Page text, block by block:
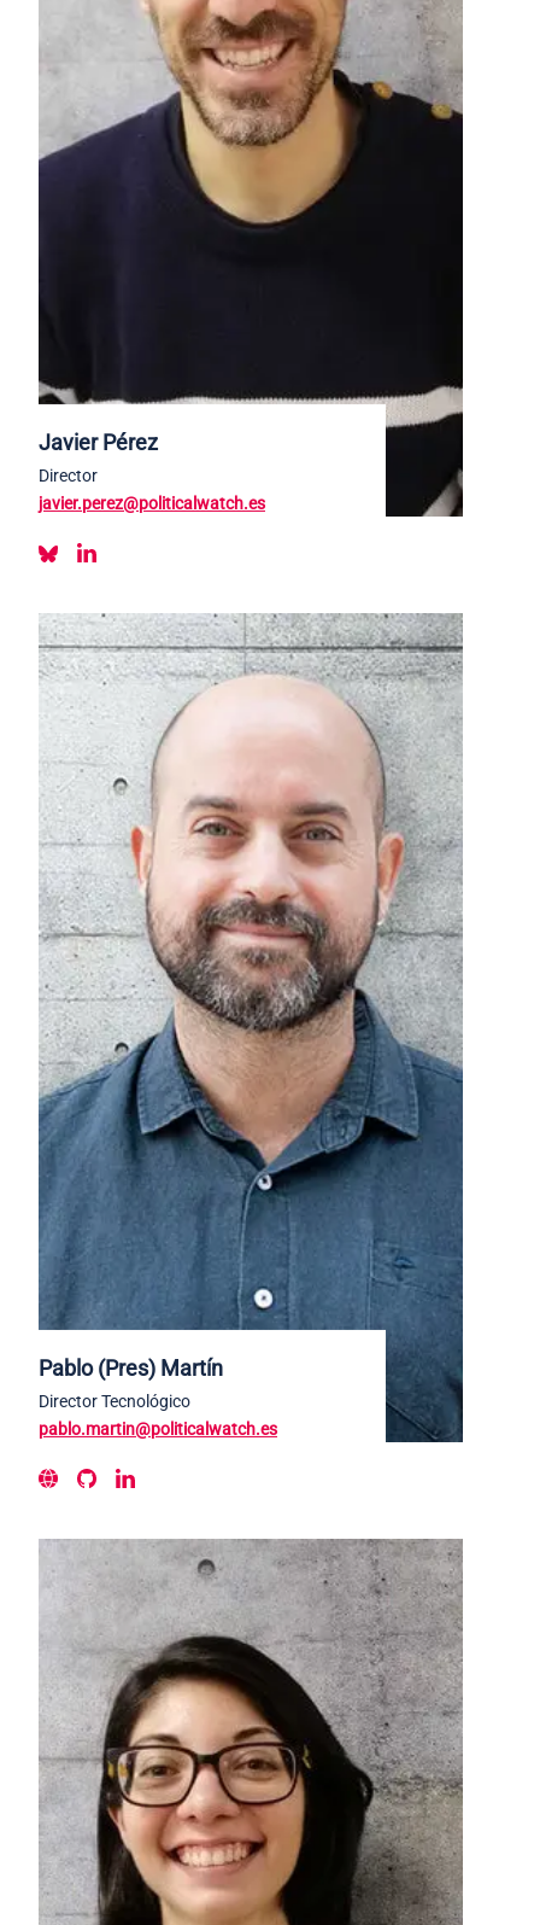
Javier Pérez
Director
javier.perez@politicalwatch.es
Pablo (Pres) Martín
Director Tecnológico
pablo.martin@politicalwatch.es